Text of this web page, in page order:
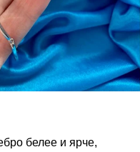
белее и ярче,